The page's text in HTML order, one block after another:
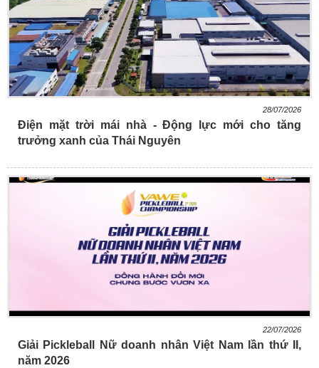
28/07/2026
Điện mặt trời mái nhà - Động lực mới cho tăng
trưởng xanh của Thái Nguyên
22/07/2026
Giải Pickleball Nữ doanh nhân Việt Nam lần thứ II,
năm 2026